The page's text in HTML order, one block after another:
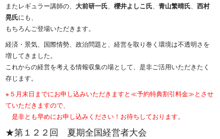
またレギュラー講師の、大前研一氏 、櫻井よしこ氏 、青山繁晴氏 、西村
晃氏にも、
もちろんご登場いただきます。
経済・景気、国際情勢、政治問題と、経営を取り巻く環境は不透明さを
増してきました。
これからの経営を考える情報収集の場として、是非ご活用いただきたく
存じます。
※５月末日までにお申し込みいただきますと≪予約特典割引料金≫とさせ
ていただきますので、
是非とも早めにお申し込みください！お待ちしております。
★第１２２回 夏期全国経営者大会